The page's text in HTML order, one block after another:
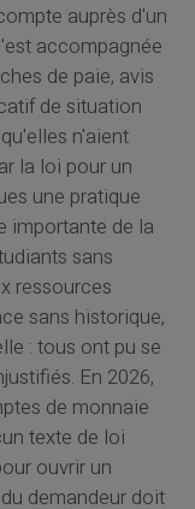
auprès d'un
accompagnée
de paie, avis
de situation
n'aient
la loi pour un
une pratique
importante de la
sans
ressources
sans historique,
: tous ont pu se
En 2026,
de monnaie
texte de loi
ouvrir un
demandeur doit